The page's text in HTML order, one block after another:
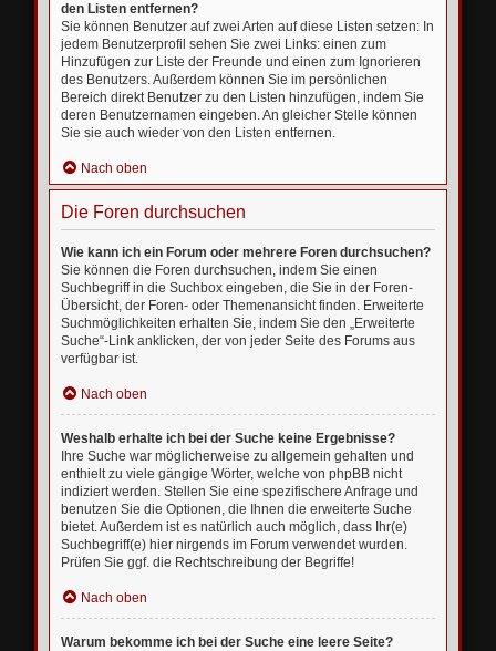
den Listen entfernen?
Sie können Benutzer auf zwei Arten auf diese Listen setzen: In
jedem Benutzerprofil sehen Sie zwei Links: einen zum
Hinzufügen zur Liste der Freunde und einen zum Ignorieren
des Benutzers. Außerdem können Sie im persönlichen
Bereich direkt Benutzer zu den Listen hinzufügen, indem Sie
deren Benutzernamen eingeben. An gleicher Stelle können
Sie sie auch wieder von den Listen entfernen.
Nach oben
Die Foren durchsuchen
Wie kann ich ein Forum oder mehrere Foren durchsuchen?
Sie können die Foren durchsuchen, indem Sie einen
Suchbegriff in die Suchbox eingeben, die Sie in der Foren-
Übersicht, der Foren- oder Themenansicht finden. Erweiterte
Suchmöglichkeiten erhalten Sie, indem Sie den „Erweiterte
Suche“-Link anklicken, der von jeder Seite des Forums aus
verfügbar ist.
Nach oben
Weshalb erhalte ich bei der Suche keine Ergebnisse?
Ihre Suche war möglicherweise zu allgemein gehalten und
enthielt zu viele gängige Wörter, welche von phpBB nicht
indiziert werden. Stellen Sie eine spezifischere Anfrage und
benutzen Sie die Optionen, die Ihnen die erweiterte Suche
bietet. Außerdem ist es natürlich auch möglich, dass Ihr(e)
Suchbegriff(e) hier nirgends im Forum verwendet wurden.
Prüfen Sie ggf. die Rechtschreibung der Begriffe!
Nach oben
Warum bekomme ich bei der Suche eine leere Seite?